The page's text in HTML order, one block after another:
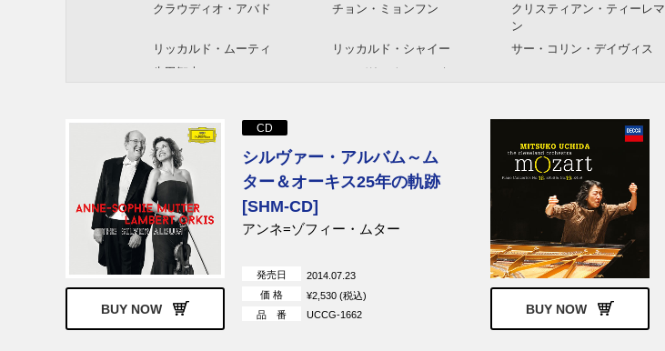
クラウディオ・アバド
チョン・ミョンフン
クリスティアン・ティーレマ
ン
リッカルド・ムーティ リッカルド・シャイー サー・コリン・デイヴィス
牛田智大
フレデリック・フェネル
BUY NOW
CD
シルヴァー・アルバム～ム
ター＆オーキス25年の軌跡
[SHM-CD]
アンネ=ゾフィー・ムター
発売日
2014.07.23
価 格
¥2,530 (税込)
品 番
UCCG-1662 BUY NOW